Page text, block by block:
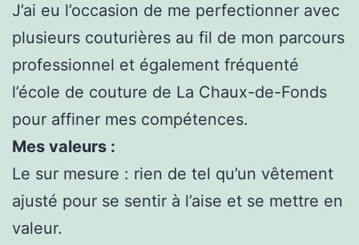
J’ai eu l’occasion de me perfectionner avec
plusieurs couturières au fil de mon parcours
professionnel et également fréquenté
l’école de couture de La Chaux-de-Fonds
pour affiner mes compétences.
Mes valeurs :
Le sur mesure : rien de tel qu’un vêtement
ajusté pour se sentir à l’aise et se mettre en
valeur.